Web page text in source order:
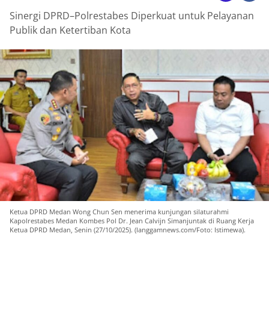
Sinergi DPRD–Polrestabes Diperkuat untuk Pelayanan
Publik dan Ketertiban Kota
Ketua DPRD Medan Wong Chun Sen menerima kunjungan silaturahmi
Kapolrestabes Medan Kombes Pol Dr. Jean Calvijn Simanjuntak di Ruang Kerja
Ketua DPRD Medan, Senin (27/10/2025). (langgamnews.com/Foto: Istimewa).